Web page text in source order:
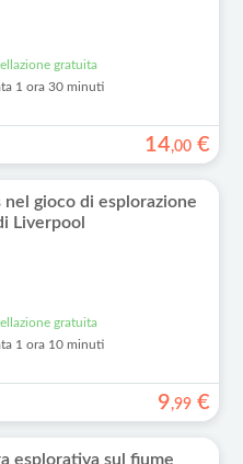
gratuita
1 ora 30 minuti
14,00 €
nel gioco di esplorazione
Liverpool
gratuita
1 ora 10 minuti
9,99 €
esplorativa sul fiume